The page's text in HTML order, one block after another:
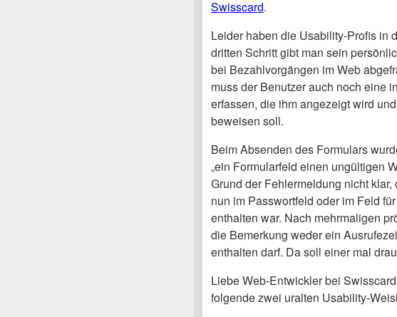
Swisscard.
Leider haben die Usability-Profis in
dritten Schritt gibt man sein
bei Bezahlvorgängen im Web
muss der Benutzer auch noch eine
erfassen, die ihm angezeigt wird
beweisen soll.
Beim Absenden des Formulars
„ein Formularfeld einen ungültigen
Grund der Fehlermeldung nicht
nun im Passwortfeld oder im Feld
enthalten war. Nach mehrmaligen
die Bemerkung weder ein
enthalten darf. Da soll einer mal
Liebe Web-Entwickler bei
folgende zwei uralten Usability-